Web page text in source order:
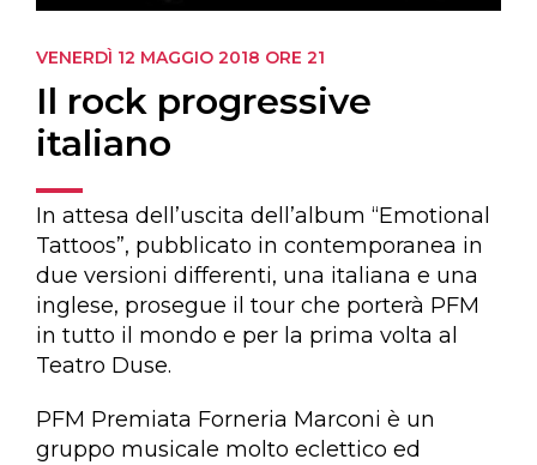
VENERDÌ 12 MAGGIO 2018 ORE 21
Il rock progressive
italiano
In attesa dell’uscita dell’album “Emotional
Tattoos”, pubblicato in contemporanea in
due versioni differenti, una italiana e una
inglese, prosegue il tour che porterà PFM
in tutto il mondo e per la prima volta al
Teatro Duse.
PFM Premiata Forneria Marconi è un
gruppo musicale molto eclettico ed